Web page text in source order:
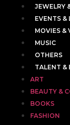
JEWELRY
EVENTS &
MOVIES &
MUSIC
OTHERS
TALENT &
ART
BEAUTY &
BOOKS
FASHION